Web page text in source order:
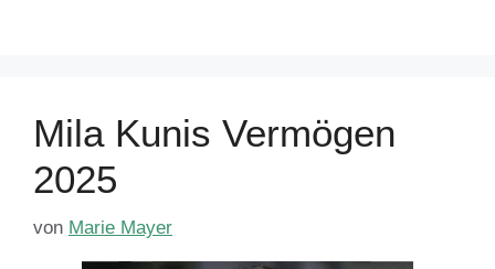
Mila Kunis Vermögen
2025
von Marie Mayer